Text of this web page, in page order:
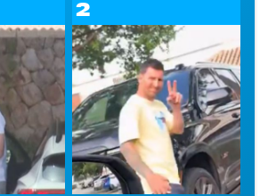
2